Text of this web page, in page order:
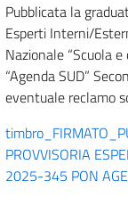
Pubblicata la
Esperti Interni/
Nazionale “Scuola
“Agenda SUD”
eventuale reclamo
PROVVISORIA
2025-345 PON